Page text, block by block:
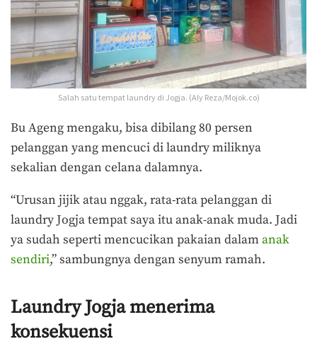
Salah satu tempat laundry di Jogja. (Aly Reza/Mojok.co)
Bu Ageng mengaku, bisa dibilang 80 persen
pelanggan yang mencuci di laundry miliknya
sekalian dengan celana dalamnya.
“Urusan jijik atau nggak, rata-rata pelanggan di
laundry Jogja tempat saya itu anak-anak muda. Jadi
ya sudah seperti mencucikan pakaian dalamanak
sendiri,” sambungnya dengan senyum ramah.
Laundry Jogja menerima
konsekuensi